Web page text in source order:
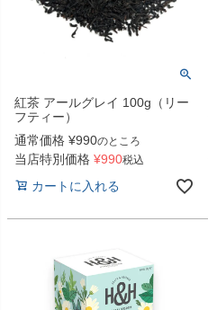
紅茶 アールグレイ 100g（リー
フティー）
通常価格 ¥990のところ
当店特別価格 ¥990税込
カートに入れる